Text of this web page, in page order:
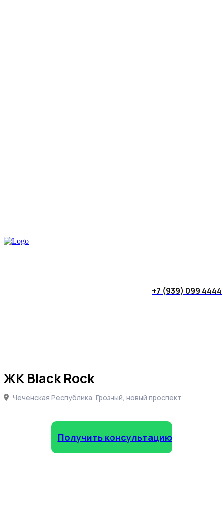
+7 (939) 099 4444
ЖК Black Rock
Чеченская Республика, Грозный, новый проспект
Получить консультацию